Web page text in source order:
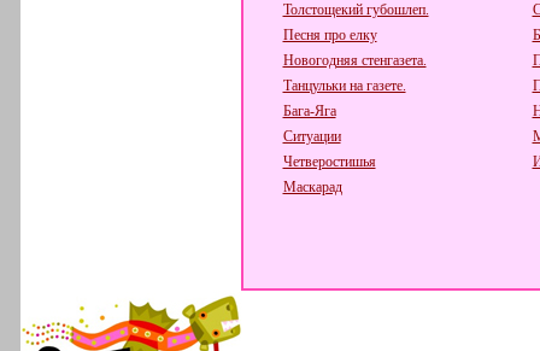
Толстощекий губошлеп.
Песня про елку
Новогодняя стенгазета.
Танцульки на газете.
Бага-Яга
Ситуации
Четверостишья
Маскарад